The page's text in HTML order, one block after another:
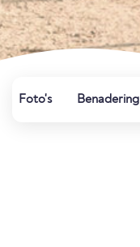
Foto's Benadering